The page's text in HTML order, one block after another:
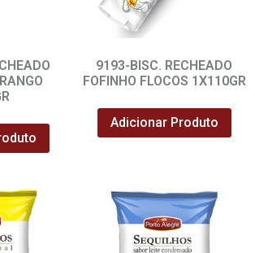
9193-BISC. RECHEADO
FOFINHO FLOCOS 1X110GR
Adicionar Produto